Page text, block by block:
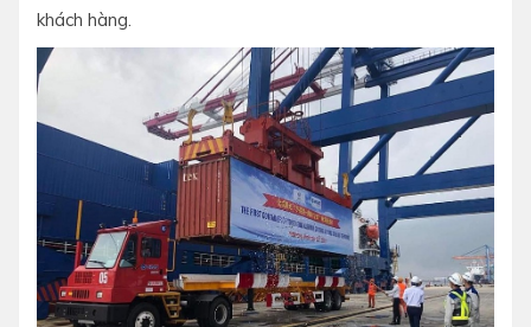
khách hàng.